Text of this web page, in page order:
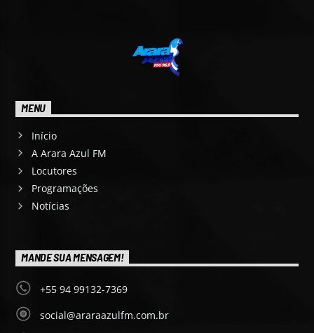
MENU
Início
A Arara Azul FM
Locutores
Programações
Notícias
MANDE SUA MENSAGEM!
+55 94 99132-7369
social@araraazulfm.com.br